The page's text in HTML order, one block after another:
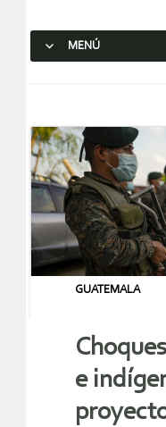
MENÚ
GUATEMALA
e